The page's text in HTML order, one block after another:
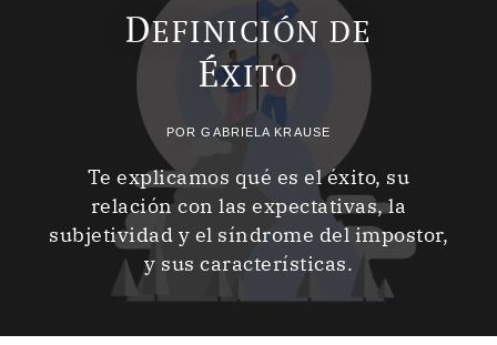
DEFINICIÓN DE
ÉXITO
PORGABRIELA KRAUSE
Te explicamos qué es el éxito, su
relación con las expectativas, la
subjetividad y el síndrome del impostor,
y sus características.